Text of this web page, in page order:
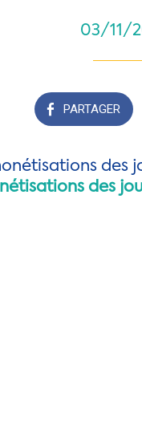
03/11/
PARTAGER
des